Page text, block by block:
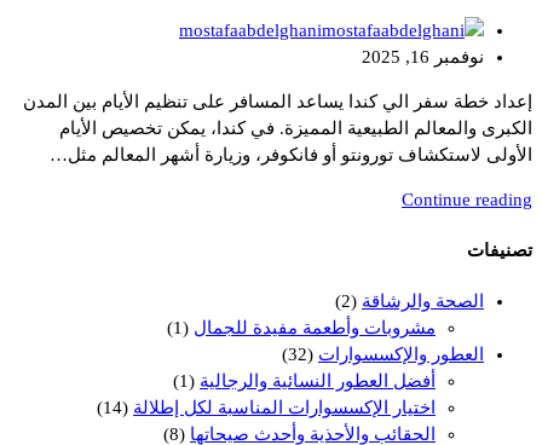
mostafaabdelghani
نوفمبر 16, 2025
إعداد خطة سفر الي كندا يساعد المسافر على تنظيم الأيام بين المدن
الكبرى والمعالم الطبيعية المميزة. في كندا، يمكن تخصيص الأيام
الأولى لاستكشاف تورونتو أو فانكوفر، وزيارة أشهر المعالم مثل…
Continue reading
تصنيفات
الصحة والرشاقة (2)
مشروبات وأطعمة مفيدة للجمال (1)
العطور والإكسسوارات (32)
أفضل العطور النسائية والرجالية (1)
اختيار الإكسسوارات المناسبة لكل إطلالة (14)
الحقائب والأحذية وأحدث صيحاتها (8)